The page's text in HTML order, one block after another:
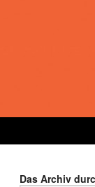
Das Archiv